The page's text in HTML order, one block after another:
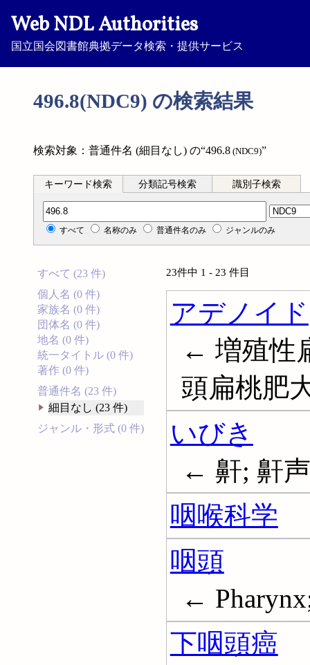
Web NDL Authorities
国立国会図書館典拠データ検索・提供サービス
496.8(NDC9) の検索結果
検索対象：普通件名 (細目なし) の“496.8 (NDC9)”
キーワード検索 分類記号検索 識別子検索
分類記号検索
すべて 名称のみ 普通件名のみ ジャンルのみ
すべて (23 件)
個人名 (0 件)
家族名 (0 件)
団体名 (0 件)
地名 (0 件)
統一タイトル (0 件)
著作 (0 件)
普通件名 (23 件)
細目なし (23 件)
ジャンル・形式 (0 件)
23件中 1 - 23 件目
アデノイド
← 増殖性
頭扁桃肥
いびき
← 鼾; 鼾
咽喉科学
咽頭
←
下咽頭癌